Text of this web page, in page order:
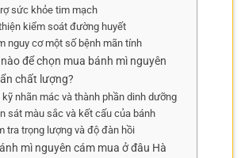
sức khỏe tim mạch
kiểm soát đường huyết
nguy cơ một số bệnh mãn tính
để chọn mua bánh mì nguyên
chất lượng?
nhãn mác và thành phần dinh dưỡng
sát màu sắc và kết cấu của bánh
tra trọng lượng và độ đàn hồi
mì nguyên cám mua ở đâu Hà